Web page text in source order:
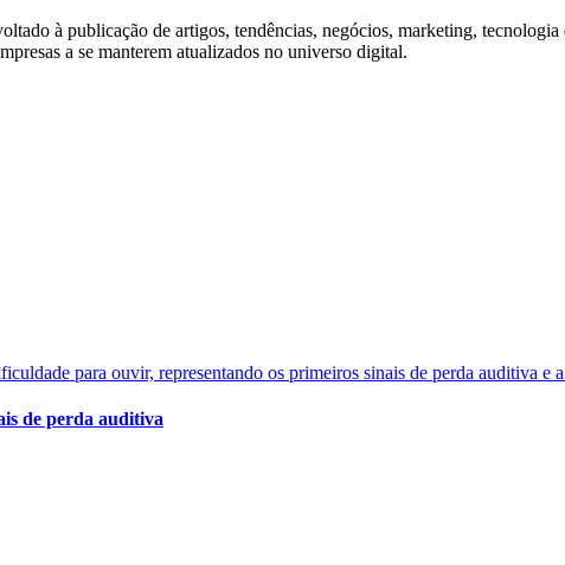
à publicação de artigos, tendências, negócios, marketing,
a se manterem atualizados no universo digital.
de perda auditiva